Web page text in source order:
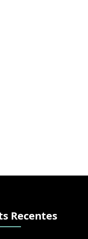
Recentes